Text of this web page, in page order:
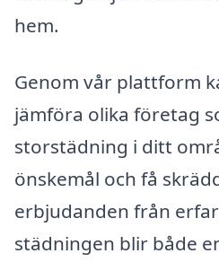
hem.
Genom vår plattform
jämföra olika företag
storstädning i ditt
önskemål och få
erbjudanden från
städningen blir både